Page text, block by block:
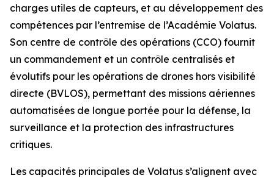
charges utiles de capteurs, et au développement des
compétences par l’entremise de l’Académie Volatus.
Son centre de contrôle des opérations (CCO) fournit
un commandement et un contrôle centralisés et
évolutifs pour les opérations de drones hors visibilité
directe (BVLOS), permettant des missions aériennes
automatisées de longue portée pour la défense, la
surveillance et la protection des infrastructures
critiques.
Les capacités principales de Volatus s’alignent avec